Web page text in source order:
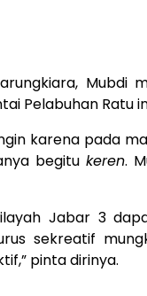
Mubdi
Pelabuhan Ratu
karena pada
begitu keren.
Jabar 3
sekreatif
pinta dirinya.